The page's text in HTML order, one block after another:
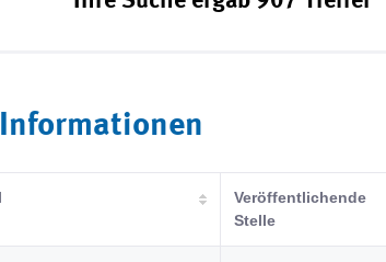
Veröffentlichende
Stelle